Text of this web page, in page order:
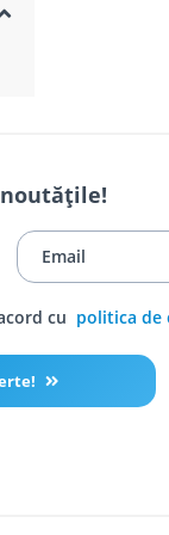
cu politica